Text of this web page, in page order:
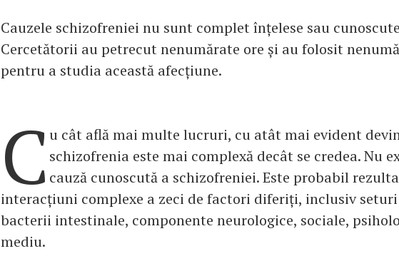
Cauzele schizofreniei nu sunt complet înțelese sau
Cercetătorii au petrecut nenumărate ore și au folosit
pentru a studia această afecțiune.
C u cât află mai multe lucruri, cu atât mai evident
schizofrenia este mai complexă decât se credea. Nu
cauză cunoscută a schizofreniei. Este probabil
interacțiuni complexe a zeci de factori diferiți, inclusiv seturi
bacterii intestinale, componente neurologice, sociale,
mediu.